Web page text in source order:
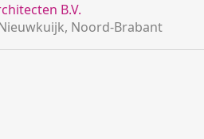
B.V.
Noord-Brabant